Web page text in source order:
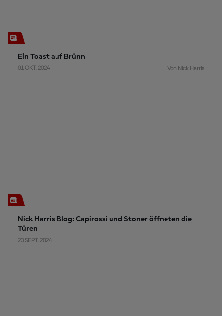
Ein Toast auf Brünn
01 OKT. 2024 Von Nick Harris
Nick Harris Blog: Capirossi und Stoner öffneten die
Türen
23 SEPT. 2024